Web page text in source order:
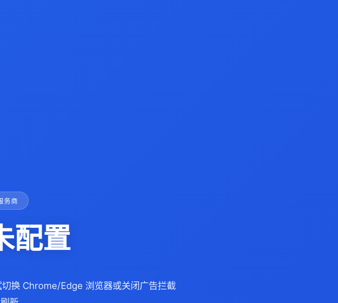
务商
配置
换 Chrome/Edge 浏览器或关闭广告拦截